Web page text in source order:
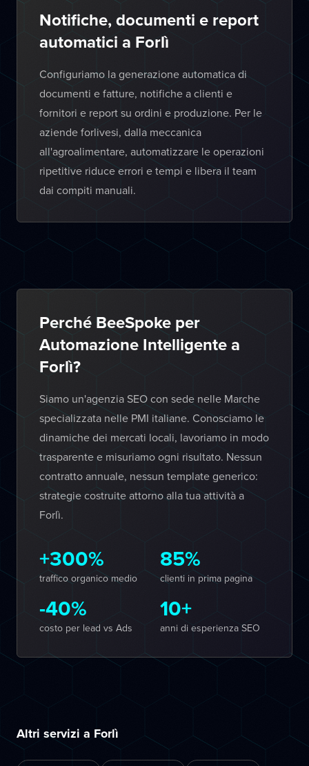
Notifiche, documenti e report
automatici a Forlì
Configuriamo la generazione automatica di
documenti e fatture, notifiche a clienti e
fornitori e report su ordini e produzione. Per le
aziende forlivesi, dalla meccanica
all'agroalimentare, automatizzare le operazioni
ripetitive riduce errori e tempi e libera il team
dai compiti manuali.
Perché BeeSpoke per
Automazione Intelligente a
Forlì?
Siamo un'agenzia SEO con sede nelle Marche
specializzata nelle PMI italiane. Conosciamo le
dinamiche dei mercati locali, lavoriamo in modo
trasparente e misuriamo ogni risultato. Nessun
contratto annuale, nessun template generico:
strategie costruite attorno alla tua attività a
Forlì.
+300%
traffico organico medio
85%
clienti in prima pagina
-40%
costo per lead vs Ads
10+
anni di esperienza SEO
Altri servizi a Forlì